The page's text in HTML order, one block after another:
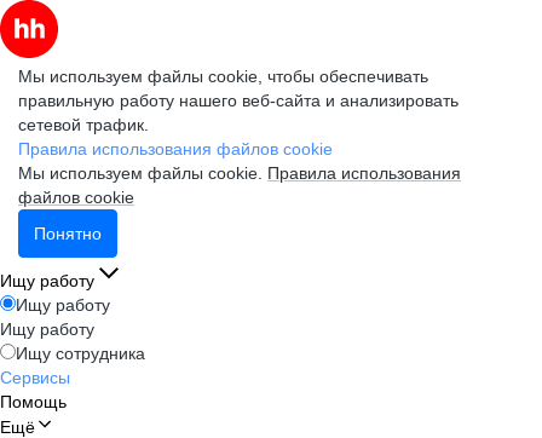
Мы используем файлы cookie, чтобы обеспечивать
правильную работу нашего веб-сайта и анализировать
сетевой трафик.
Правила использования файлов cookie
Мы используем файлы cookie. Правила использования
файлов cookie
Понятно
Ищу работу
Ищу работу
Ищу работу
Ищу сотрудника
Сервисы
Помощь
Ещё